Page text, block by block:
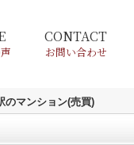
CONTACT
お問い合わせ
のマンション(売買)